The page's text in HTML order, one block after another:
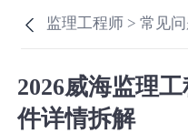
监理工程师 >常见
2026威海监理
件详情拆解